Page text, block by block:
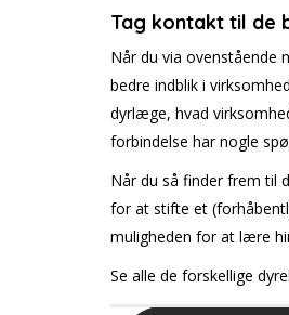
Tag kontakt til de
Når du via ovenstående
bedre indblik i
dyrlæge, hvad
forbindelse har nogle
Når du så finder frem til
for at stifte et
muligheden for at lære
Se alle de forskellige